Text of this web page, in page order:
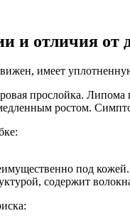
и отличия от
имеет
прослойка.
ростом.
под кожей.
содержит